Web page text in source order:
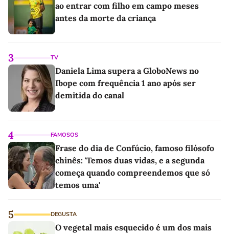
ao entrar com filho em campo meses
antes da morte da criança
3 TV
Daniela Lima supera a GloboNews no
Ibope com frequência 1 ano após ser
demitida do canal
4 FAMOSOS
Frase do dia de Confúcio, famoso filósofo
chinês: 'Temos duas vidas, e a segunda
começa quando compreendemos que só
temos uma'
5 DEGUSTA
O vegetal mais esquecido é um dos mais